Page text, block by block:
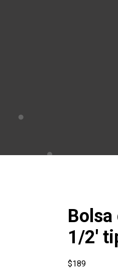
1/2′
$189